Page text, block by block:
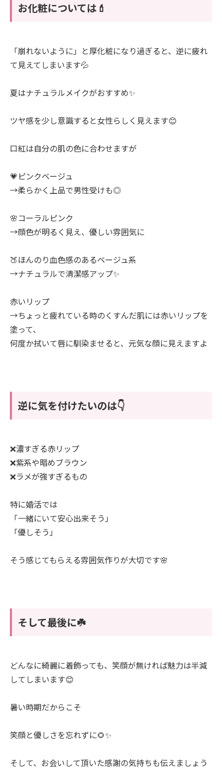
お化粧については💄
「崩れないように」と厚化粧になり過ぎると、逆に疲れ
て見えてしまいます💦
夏はナチュラルメイクがおすすめ✨
ツヤ感を少し意識すると女性らしく見えます😊
口紅は自分の肌の色に合わせますが
💗ピンクベージュ
→柔らかく上品で男性受けも◎
🌸コーラルピンク
→顔色が明るく見え、優しい雰囲気に
🍑ほんのり血色感のあるベージュ系
→ナチュラルで清潔感アップ✨
赤いリップ
→ちょっと疲れている時のくすんだ肌には赤いリップを
塗って、
何度か拭いて唇に馴染ませると、元気な顔に見えますよ
逆に気を付けたいのは👇
❌濃すぎる赤リップ
❌紫系や暗めブラウン
❌ラメが強すぎるもの
特に婚活では
「一緒にいて安心出来そう」
「優しそう」
そう感じてもらえる雰囲気作りが大切です🌸
そして最後に☘️
どんなに綺麗に着飾っても、笑顔が無ければ魅力は半減
してしまいます😊
暑い時期だからこそ
笑顔と優しさを忘れずに🌻✨
そして、お会いして頂いた感謝の気持ちも伝えましょう